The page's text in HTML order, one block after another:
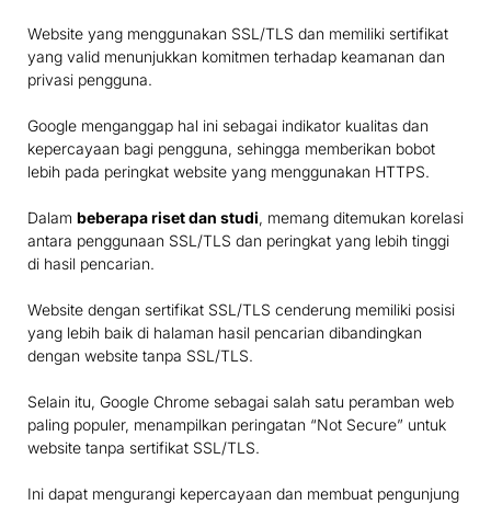
Website yang menggunakan SSL/TLS dan memiliki sertifikat
yang valid menunjukkan komitmen terhadap keamanan dan
privasi pengguna.
Google menganggap hal ini sebagai indikator kualitas dan
kepercayaan bagi pengguna, sehingga memberikan bobot
lebih pada peringkat website yang menggunakan HTTPS.
Dalam beberapa riset dan studi, memang ditemukan korelasi
antara penggunaan SSL/TLS dan peringkat yang lebih tinggi
di hasil pencarian.
Website dengan sertifikat SSL/TLS cenderung memiliki posisi
yang lebih baik di halaman hasil pencarian dibandingkan
dengan website tanpa SSL/TLS.
Selain itu, Google Chrome sebagai salah satu peramban web
paling populer, menampilkan peringatan “Not Secure” untuk
website tanpa sertifikat SSL/TLS.
Ini dapat mengurangi kepercayaan dan membuat pengunjung